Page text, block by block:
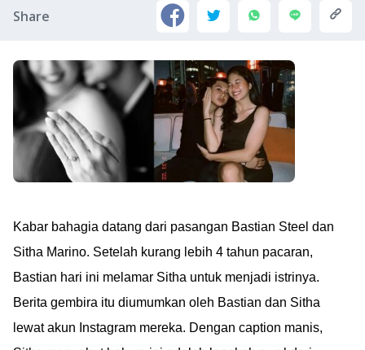
Share
Kabar bahagia datang dari pasangan Bastian Steel dan
Sitha Marino. Setelah kurang lebih 4 tahun pacaran,
Bastian hari ini melamar Sitha untuk menjadi istrinya.
Berita gembira itu diumumkan oleh Bastian dan Sitha
lewat akun Instagram mereka. Dengan caption manis,